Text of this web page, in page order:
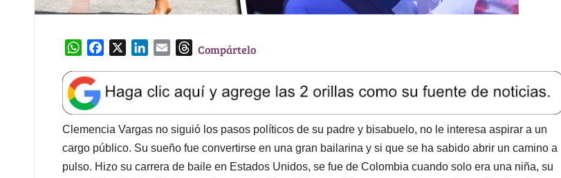
W
a
t
s
A
p
p
e
b
o
o
k
k
e
d
I
n
l
T
e
a
d
s
Compártelo
Clemencia Vargas no siguió los pasos políticos de su padre y bisabuelo, no le interesa aspirar a un
cargo público. Su sueño fue convertirse en una gran bailarina y si que se ha sabido abrir un camino a
pulso. Hizo su carrera de baile en Estados Unidos, se fue de Colombia cuando solo era una niña, su